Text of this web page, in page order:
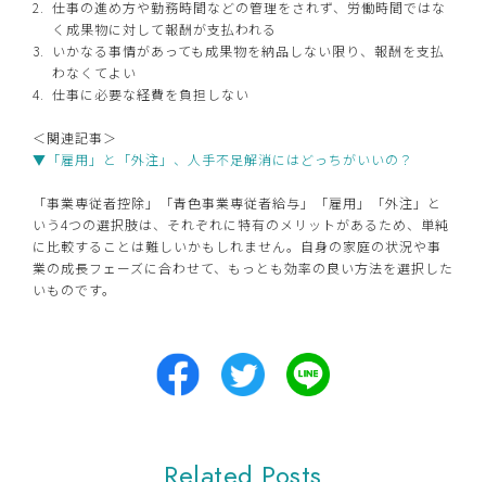
仕事の進め方や勤務時間などの管理をされず、労働時間ではな
く成果物に対して報酬が支払われる
いかなる事情があっても成果物を納品しない限り、報酬を支払
わなくてよい
仕事に必要な経費を負担しない
＜関連記事＞
▼「雇用」と「外注」、人手不足解消にはどっちがいいの？
「事業専従者控除」「青色事業専従者給与」「雇用」「外注」と
いう4つの選択肢は、それぞれに特有のメリットがあるため、単純
に比較することは難しいかもしれません。自身の家庭の状況や事
業の成長フェーズに合わせて、もっとも効率の良い方法を選択した
いものです。